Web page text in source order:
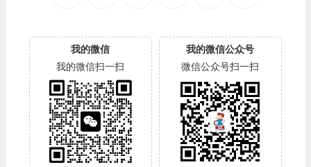
我的微信
我的微信扫一扫
我的微信公众号
微信公众号扫一扫